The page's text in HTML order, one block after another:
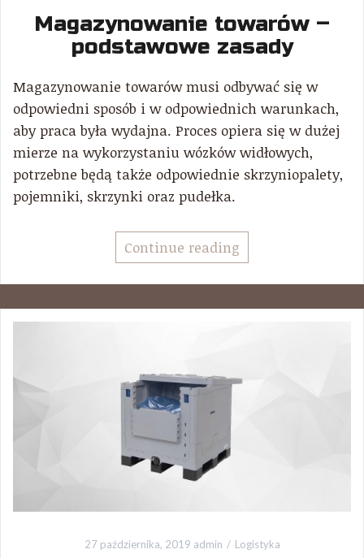
Magazynowanie towarów –
podstawowe zasady
Magazynowanie towarów musi odbywać się w
odpowiedni sposób i w odpowiednich warunkach,
aby praca była wydajna. Proces opiera się w dużej
mierze na wykorzystaniu wózków widłowych,
potrzebne będą także odpowiednie skrzyniopalety,
pojemniki, skrzynki oraz pudełka.
Continue reading
27 października, 2019 admin Logistyka